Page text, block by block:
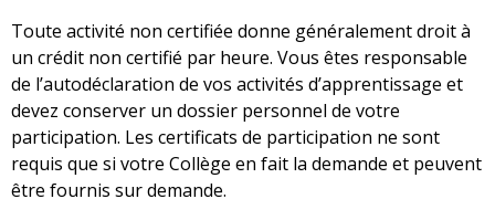
Toute activité non certifiée donne généralement droit à
un crédit non certifié par heure. Vous êtes responsable
de l’autodéclaration de vos activités d’apprentissage et
devez conserver un dossier personnel de votre
participation. Les certificats de participation ne sont
requis que si votre Collège en fait la demande et peuvent
être fournis sur demande.